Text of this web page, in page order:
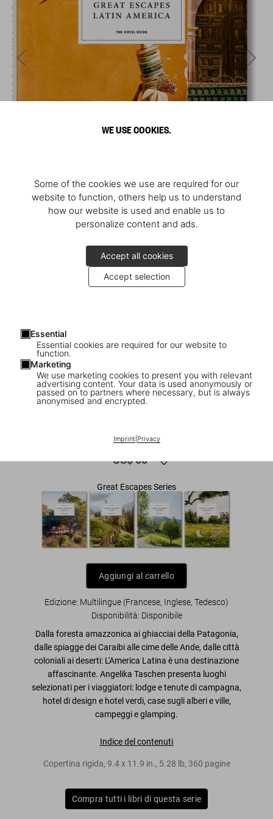
WE USE COOKIES.
Some of the cookies we use are required for our
website to function, others help us to understand
how our website is used and enable us to
personalize content and ads.
Accept all cookies
Accept selection
Essential
Essential cookies are required for our website to
function.
Marketing
We use marketing cookies to present you with relevant
advertising content. Your data is used anonymously or
passed on to partners where necessary, but is always
anonymised and encrypted.
Imprint| Privacy
1/ 10
Book
US$ 60
Great Escapes Series
Aggiungi al carrello
Edizione: Multilingue (Francese, Inglese, Tedesco)
Disponibilità: Disponibile
Dalla foresta amazzonica ai ghiacciai della Patagonia,
dalle spiagge dei Caraibi alle cime delle Ande, dalle città
coloniali ai deserti: L'America Latina è una destinazione
affascinante. Angelika Taschen presenta luoghi
selezionati per i viaggiatori: lodge e tenute di campagna,
hotel di design e hotel verdi, case sugli alberi e ville,
campeggi e glamping.
Indice del contenuti
Copertina rigida, 9.4x 11.9 in., 5.28 lb, 360 pagine
Compra tutti i libri di questa serie